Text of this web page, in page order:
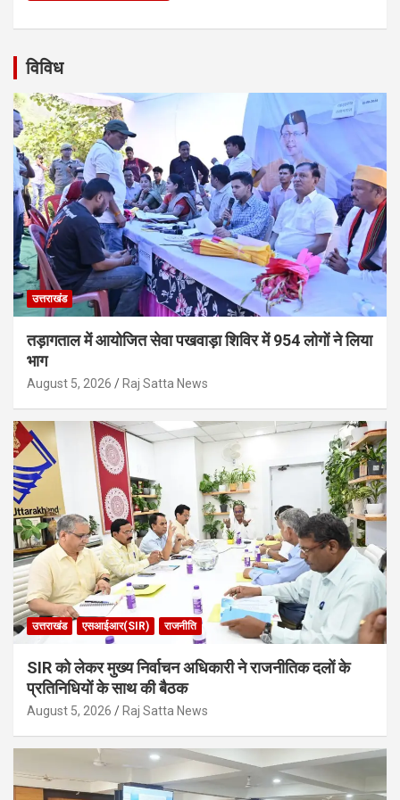
विविध
उत्तराखंड
तड़ागताल में आयोजित सेवा पखवाड़ा शिविर में 954 लोगों ने लिया
भाग
August 5, 2026 Raj Satta News
उत्तराखंड एसआईआर(SIR) राजनीति
SIR को लेकर मुख्य निर्वाचन अधिकारी ने राजनीतिक दलों के
प्रतिनिधियों के साथ की बैठक
August 5, 2026 Raj Satta News